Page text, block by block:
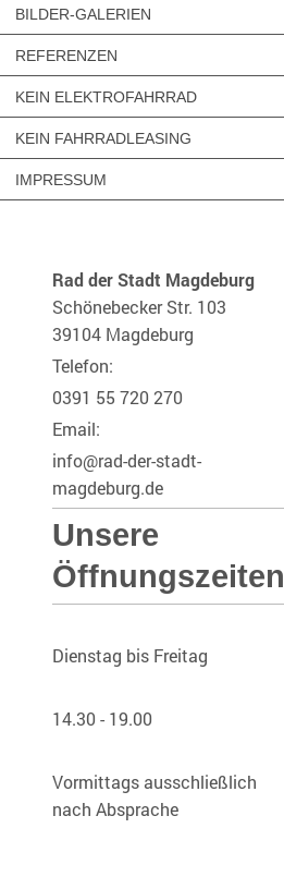
BILDER-GALERIEN
REFERENZEN
KEIN ELEKTROFAHRRAD
KEIN FAHRRADLEASING
IMPRESSUM
Rad der Stadt Magdeburg
Schönebecker Str. 103
39104 Magdeburg
Telefon:
0391 55 720 270
Email:
info@rad-der-stadt-
magdeburg.de
Unsere
Öffnungszeiten
Dienstag bis Freitag
14.30 - 19.00
Vormittags ausschließlich
nach Absprache